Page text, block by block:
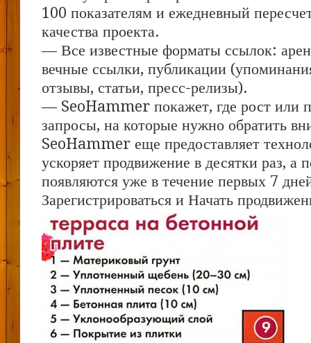
100 показателям и ежедневный
качества проекта.
— Все известные форматы ссылок:
вечные ссылки, публикации
отзывы, статьи, пресс-релизы).
— SeoHammer покажет, где рост или
запросы, на которые нужно обратить
SeoHammer еще предоставляет
ускоряет продвижение в десятки раз, а
появляются уже в течение первых 7
Зарегистрироваться и Начать